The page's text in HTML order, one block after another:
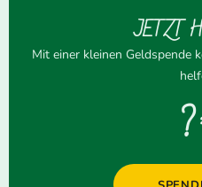
JETZT
Mit einer kleinen Geldspende